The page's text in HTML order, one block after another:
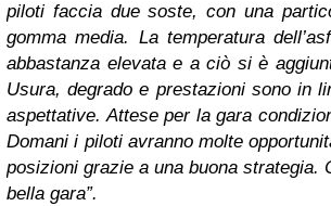
piloti faccia due soste, con una
gomma media. La temperatura
abbastanza elevata e a ciò si è
Usura, degrado e prestazioni sono in
aspettative. Attese per la gara
Domani i piloti avranno molte
posizioni grazie a una buona strategia.
bella gara”.